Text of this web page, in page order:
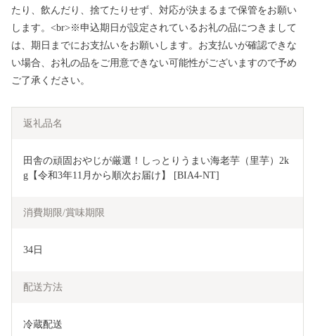
たり、飲んだり、捨てたりせず、対応が決まるまで保管をお願い
します。<br>※申込期日が設定されているお礼の品につきまして
は、期日までにお支払いをお願いします。お支払いが確認できな
い場合、お礼の品をご用意できない可能性がございますので予め
ご了承ください。
返礼品名
田舎の頑固おやじが厳選！しっとりうまい海老芋（里芋）2k
g【令和3年11月から順次お届け】 [BIA4-NT]
消費期限/賞味期限
34日
配送方法
冷蔵配送